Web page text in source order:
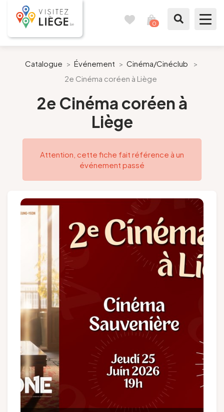
0
Comme un Liégeois
Préparer mon séjour
Nos suggestions
Presse
Groupes et voyagistes
FR EN
Catalogue > Événement > Cinéma/Cinéclub
>
2e Cinéma coréen à Liège
2e Cinéma coréen à
Liège
Attention, cette fiche fait référence à un
événement passé